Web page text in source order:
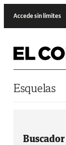
Accede sin límites
Esquelas